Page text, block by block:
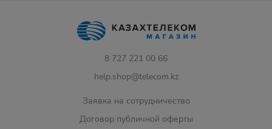
8 727 221 00 66
help.shop@telecom.kz
Заявка на сотрудничество
Договор публичной оферты